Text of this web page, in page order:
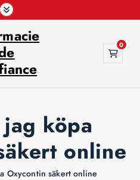
0
köpa
online
Oxycontin säkert online